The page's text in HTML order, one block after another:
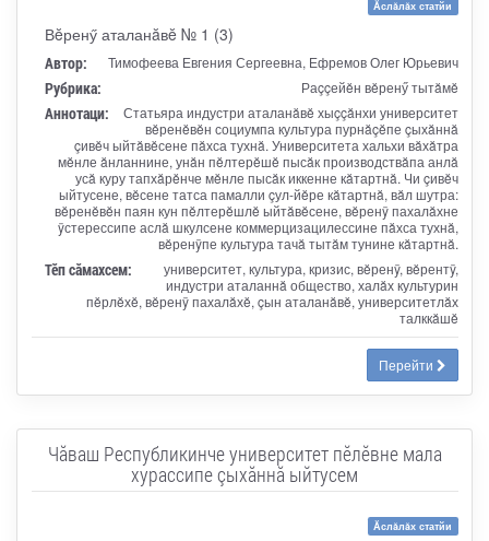
Ăслăлăх статйи
Вĕренӳ аталанăвĕ № 1 (3)
Автор: Тимофеева Евгения Сергеевна, Ефремов Олег Юрьевич
Рубрика: Раççейĕн вĕренӳ тытăмĕ
Аннотаци:
Статьяра индустри аталанăвĕ хыççăнхи университет
вĕренĕвĕн социумпа культура пурнăçĕпе çыхăннă
çивĕч ыйтăвĕсене пăхса тухнă. Университета хальхи вăхăтра
мĕнле ăнланнине, унăн пĕлтерĕшĕ пысăк производствăпа анлă
усă куру тапхăрĕнче мĕнле пысăк иккенне кăтартнă. Чи çивĕч
ыйтусене, вĕсене татса памалли çул-йĕре кăтартнă, вăл шутра:
вĕренĕвĕн паян кун пĕлтерĕшлĕ ыйтăвĕсене, вĕренÿ пахалăхне
ÿстерессипе аслă шкулсене коммерцизацилессине пăхса тухнă,
вĕренÿпе культура тачă тытăм тунине кăтартнă.
Тӗп сӑмахсем:
университет, культура, кризис, вĕренÿ, вĕрентÿ,
индустри аталаннă общество, халăх культурин
пĕрлĕхĕ, вĕренÿ пахалăхĕ, çын аталанăвĕ, университетлăх
талккăшĕ
Перейти
Чӑваш Республикинче университет пӗлӗвне мала
хурассипе çыхӑннӑ ыйтусем
Ăслăлăх статйи